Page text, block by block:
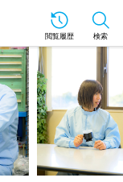
閲覧履歴 検索